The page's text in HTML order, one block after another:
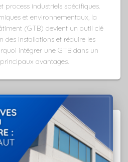
process industriels spécifiques.
et environnementaux, la
(GTB) devient un outil clé
des installations et réduire les
intégrer une GTB dans un
avantages.